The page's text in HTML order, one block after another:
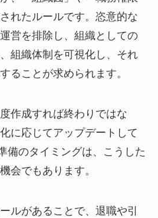
れたルールです。恣意的な
営を排除し、組織としての
組織体制を可視化し、それ
ることが求められます。
作成すれば終わりではな
に応じてアップデートして
備のタイミングは、こうした
会でもあります。
ルがあることで、退職や引